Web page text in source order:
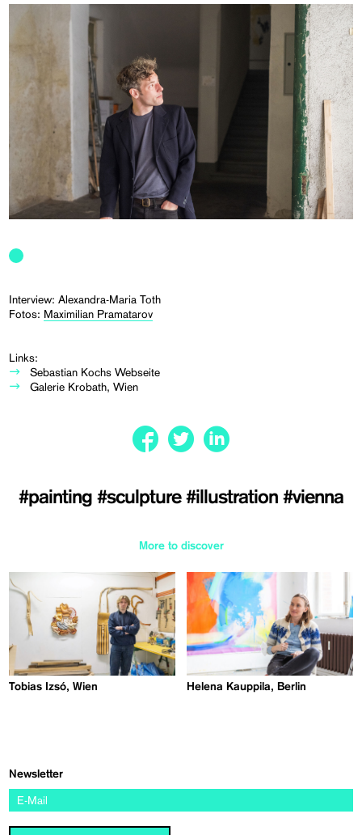
Interview: Alexandra-Maria Toth
Fotos: Maximilian Pramatarov
Links:
Sebastian Kochs Webseite
Galerie Krobath, Wien
#painting #sculpture #illustration #vienna
More to discover
Tobias Izsó, Wien Helena Kauppila, Berlin
Newsletter